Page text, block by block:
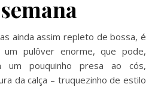
ainda assim repleto de bossa, é
um pulôver enorme, que pode,
um pouquinho presa ao cós,
da calça – truquezinho de estilo